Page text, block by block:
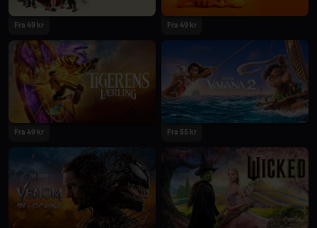
2024
Fra 49 kr
2024
Fra 49 kr
2024
Fra 49 kr
2024
Fra 55 kr